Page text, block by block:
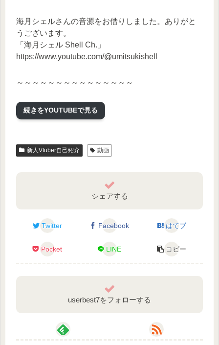
海月シェルさんの音源をお借りしました。ありがと
うございます。
「海月シェル Shell Ch.」
https://www.youtube.com/@umitsukishell
～～～～～～～～～～～～～～～
顔出しゲーム実況者のももぞうが、ほぼ毎日ライブ
配信をしているチャンネルです♪
【Mail】
Tweets by momonga_gaming
【ももぞうプロフィール】
2014年 ニコ生にてゲーム配信開始
続きをYOUTUBEで見る
新人Vtuber自己紹介 動画
シェアする
Twitter Facebook はてブ
Pocket LINE コピー
userbest7をフォローする